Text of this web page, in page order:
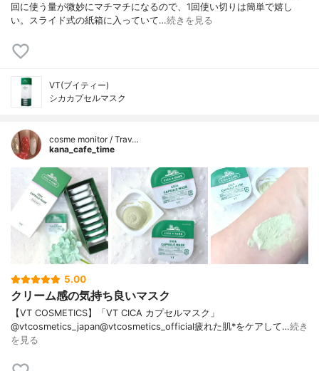
回に使う量が微妙にマチマチになるので、1回使い切りは簡単で嬉し
い。スライド式の紙箱に入っていて…続きを見る
VT(ブイティー)
シカカプセルマスク
cosme monitor / Trav…
kana_cafe_time
5.00
クリーム感の気持ち良いマスク
【VT COSMETICS】「VT CICA カプセルマスク」
@vtcosmetics_japan@vtcosmetics_official疲れた肌*をケアして…続き
を見る